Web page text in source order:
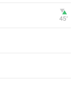
45‎’‎